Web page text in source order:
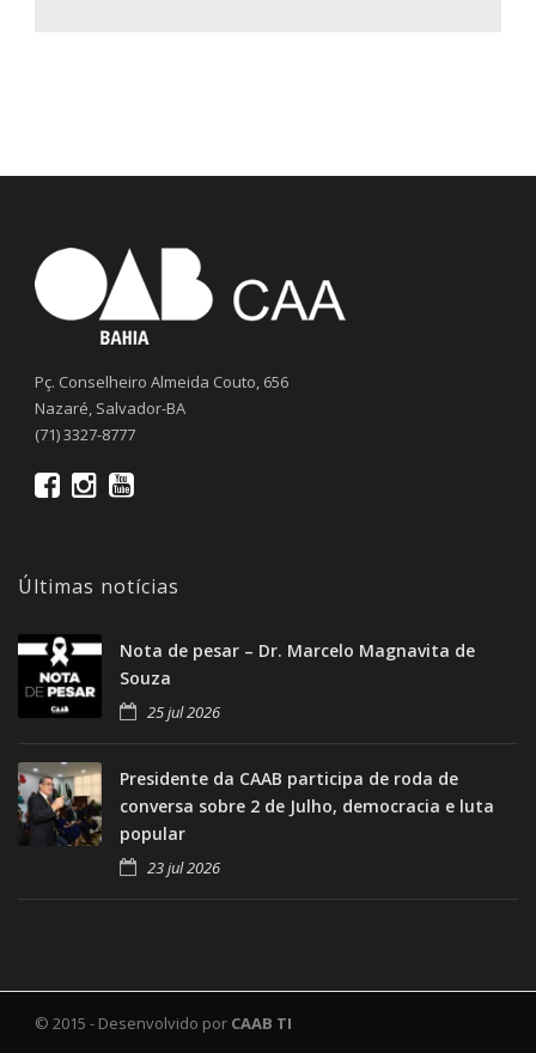
Pç. Conselheiro Almeida Couto, 656
Nazaré, Salvador-BA
(71) 3327-8777
Últimas notícias
Nota de pesar – Dr. Marcelo Magnavita de
Souza
25 jul 2026
Presidente da CAAB participa de roda de
conversa sobre 2 de Julho, democracia e luta
popular
23 jul 2026
© 2015 - Desenvolvido por CAAB TI